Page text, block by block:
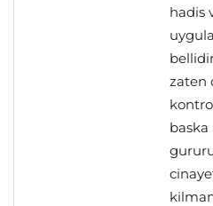
hadis
zaten